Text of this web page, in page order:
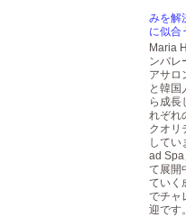
みを解
に似合
Maria
ンバレ
アサロ
と韓国
ら成長
れぞれ
クオリ
してい
ad Spa
て展開
ていく
でチャ
迎です。